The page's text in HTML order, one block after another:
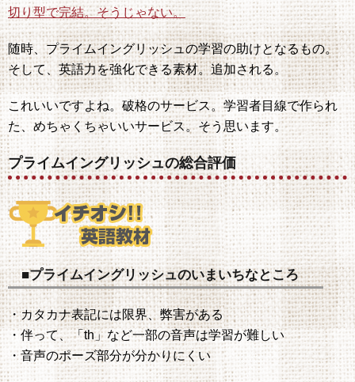
切り型で完結。そうじゃない。
随時、プライムイングリッシュの学習の助けとなるもの。
そして、英語力を強化できる素材。追加される。
これいいですよね。破格のサービス。学習者目線で作られ
た、めちゃくちゃいいサービス。そう思います。
プライムイングリッシュの総合評価
■プライムイングリッシュのいまいちなところ
・カタカナ表記には限界、弊害がある
・伴って、「th」など一部の音声は学習が難しい
・音声のポーズ部分が分かりにくい